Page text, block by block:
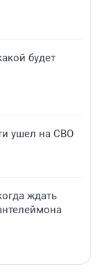
будет
ушел на СВО
ждать